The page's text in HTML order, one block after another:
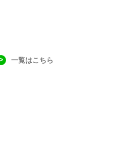
一覧はこちら